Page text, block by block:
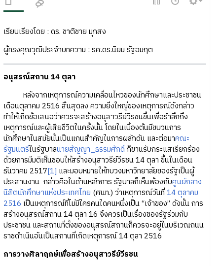
เรียบเรียงโดย : ดร. ชาติชาย มุกสง
ผู้ทรงคุณวุฒิประจำบทความ : รศ.ดร.นิยม รัฐอมฤต
อนุสรณ์สถาน 14 ตุลา
หลังจากเหตุการณ์ความเคลื่อนไหวของนักศึกษาและประชาชน
เดือนตุลาคม 2516 สิ้นสุดลง ความยิ่งใหญ่ของเหตุการณ์ดังกล่าว
ทำให้เกิดข้อเสนอว่าควรจะสร้างอนุสาวรีย์วีรชนขึ้นเพื่อรำลึกถึง
เหตุการณ์และผู้เสียชีวิตในครั้งนั้น โดยในเบื้องต้นมีขบวนการ
นักศึกษาในสมัยนั้นเป็นแกนสำคัญในการผลักดัน และต่อมาคณะ
รัฐมนตรีในรัฐบาลนายสัญญา_ธรรมศักดิ์ก็ขานรับกระแสเรียกร้อง
ด้วยการมีมติเห็นชอบให้สร้างอนุสาวรีย์วีรชน 14 ตุลา ขึ้นในเดือน
ธันวาคม 2517[1] และมอบหมายให้ทบวงมหาวิทยาลัยของรัฐเป็นผู้
ประสานงาน กล่าวคือในด้านหลักการ รัฐบาลก็เห็นพ้องกับศูนย์กลาง
นิสิตนักศึกษาแห่งประเทศไทย (ศนท.) ว่าเหตุการณ์วันที่14 ตุลาคม
2516 เป็นเหตุการณ์ที่ไม่มีใครคนใดคนหนึ่งเป็น “เจ้าของ” ดังนั้น การ
สร้างอนุสรณ์สถาน 14 ตุลา 16 จึงควรเป็นเรื่องของรัฐร่วมกับ
ประชาชน และสถานที่ตั้งของอนุสรณ์สถานก็ควรจะอยู่ในบริเวณถนน
ราชดำเนินอันเป็นสถานที่เกิดเหตุการณ์ 14 ตุลา 2516
การวางศิลาฤกษ์เพื่อสร้างอนุสาวรีย์วีรชน